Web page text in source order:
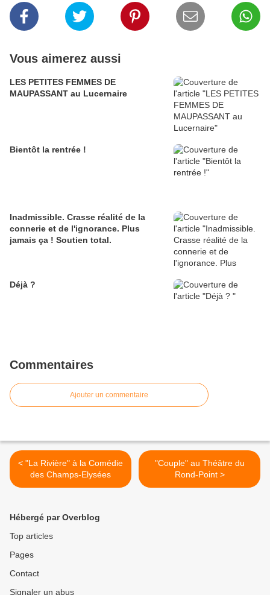
Vous aimerez aussi
LES PETITES FEMMES DE
MAUPASSANT au Lucernaire
Bientôt la rentrée !
Inadmissible. Crasse réalité de la
connerie et de l'ignorance. Plus
jamais ça ! Soutien total.
Déjà ?
Commentaires
Ajouter un commentaire
< "La Rivière" à la Comédie
des Champs-Elysées
"Couple" au Théâtre du
Rond-Point >
Hébergé par Overblog
Top articles
Pages
Contact
Signaler un abus